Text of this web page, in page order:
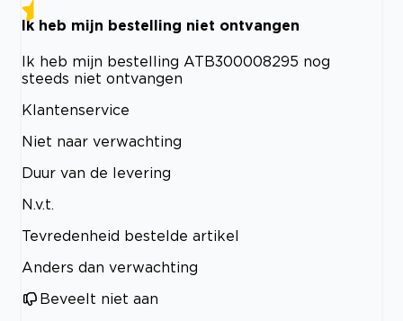
Ik heb mijn bestelling niet ontvangen
Ik heb mijn bestelling ATB300008295 nog
steeds niet ontvangen
Klantenservice
Niet naar verwachting
Duur van de levering
N.v.t.
Tevredenheid bestelde artikel
Anders dan verwachting
Beveelt niet aan